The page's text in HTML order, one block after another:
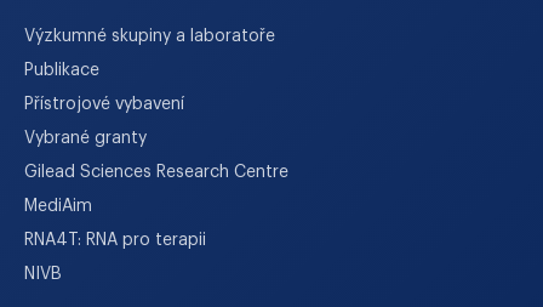
Výzkumné skupiny a laboratoře
Publikace
Přístrojové vybavení
Vybrané granty
Gilead Sciences Research Centre
MediAim
RNA4T: RNA pro terapii
NIVB